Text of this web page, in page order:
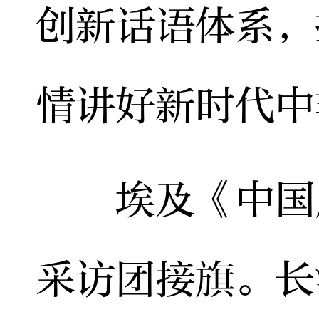
创新话语体系
情讲好新时代
埃及《中国
采访团接旗。